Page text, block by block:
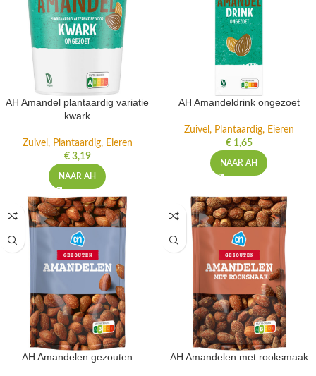
AH Amandel plantaardig variatie
kwark
Zuivel, Plantaardig, Eieren
€3,19
NAAR AH
AH Amandeldrink ongezoet
Zuivel, Plantaardig, Eieren
€1,65
NAAR AH
AH Amandelen gezouten AH Amandelen met rooksmaak